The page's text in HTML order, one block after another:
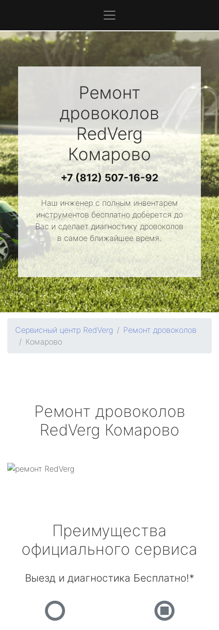
Ремонт
дровоколов
RedVerg
Комарово
+7 (812) 507-16-92
Наш инженер с полным инвентарем
инструментов бесплатно доберется до
Вас и сделает диагностику дровоколов
в самое ближайшее время.
Сервисный центр RedVerg
Ремонт дровоколов
Комарово
Ремонт дровоколов
RedVerg Комарово
Преимущества
официального сервиса
Выезд и диагностика Бесплатно!*